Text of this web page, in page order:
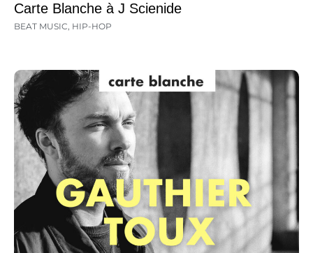
Carte Blanche à J Scienide
BEAT MUSIC, HIP-HOP